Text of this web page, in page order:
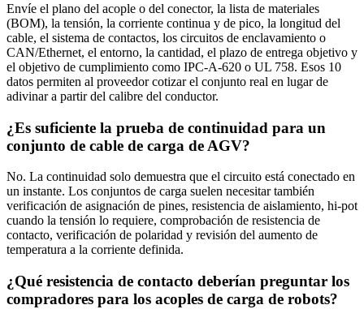
Envíe el plano del acople o del conector, la lista de materiales
(BOM), la tensión, la corriente continua y de pico, la longitud del
cable, el sistema de contactos, los circuitos de enclavamiento o
CAN/Ethernet, el entorno, la cantidad, el plazo de entrega objetivo y
el objetivo de cumplimiento como IPC-A-620 o UL 758. Esos 10
datos permiten al proveedor cotizar el conjunto real en lugar de
adivinar a partir del calibre del conductor.
¿Es suficiente la prueba de continuidad para un
conjunto de cable de carga de AGV?
No. La continuidad solo demuestra que el circuito está conectado en
un instante. Los conjuntos de carga suelen necesitar también
verificación de asignación de pines, resistencia de aislamiento, hi‑pot
cuando la tensión lo requiere, comprobación de resistencia de
contacto, verificación de polaridad y revisión del aumento de
temperatura a la corriente definida.
¿Qué resistencia de contacto deberían preguntar los
compradores para los acoples de carga de robots?